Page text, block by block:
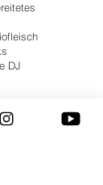
DJ
wir mit 49,-